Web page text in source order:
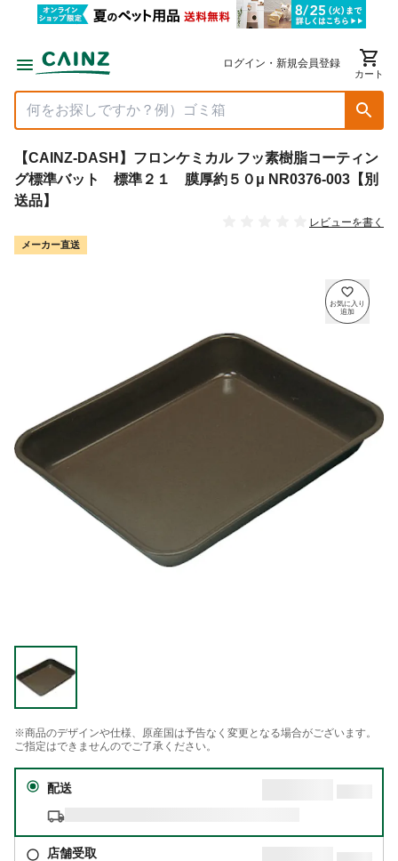
ログイン・新規会員登録
カート
【CAINZ-DASH】フロンケミカル フッ素樹脂コーティン
グ標準バット 標準２１ 膜厚約５０μ NR0376-003【別
送品】
レビューを書く
メーカー直送
※商品のデザインや仕様、原産国は予告なく変更となる場合がございます。
ご指定はできませんのでご了承ください。
配送
店舗受取